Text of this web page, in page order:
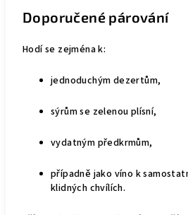
Doporučené párování
Hodí se zejména k:
jednoduchým dezertům,
sýrům se zelenou plísní,
vydatným předkrmům,
případně jako víno k
klidných chvílích.